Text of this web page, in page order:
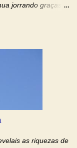
jorrando graças
mim, neste
para prosseguir,
força e o poder de
dor ao serem
Jesus, não
aqueles que mais
cura física e
Mãosas riquezas de